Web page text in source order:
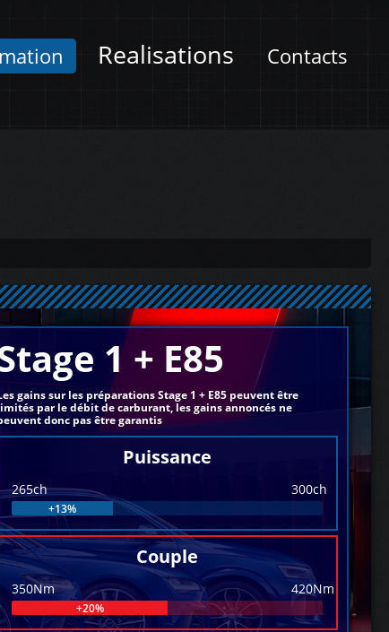
Realisations Contacts
1 + E85
gains sur les préparations Stage 1 + E85 peuvent être
par le débit de carburant, les gains annoncés ne
donc pas être garantis
Puissance
265ch 300ch
+13%
Couple
350Nm 420Nm
+20%